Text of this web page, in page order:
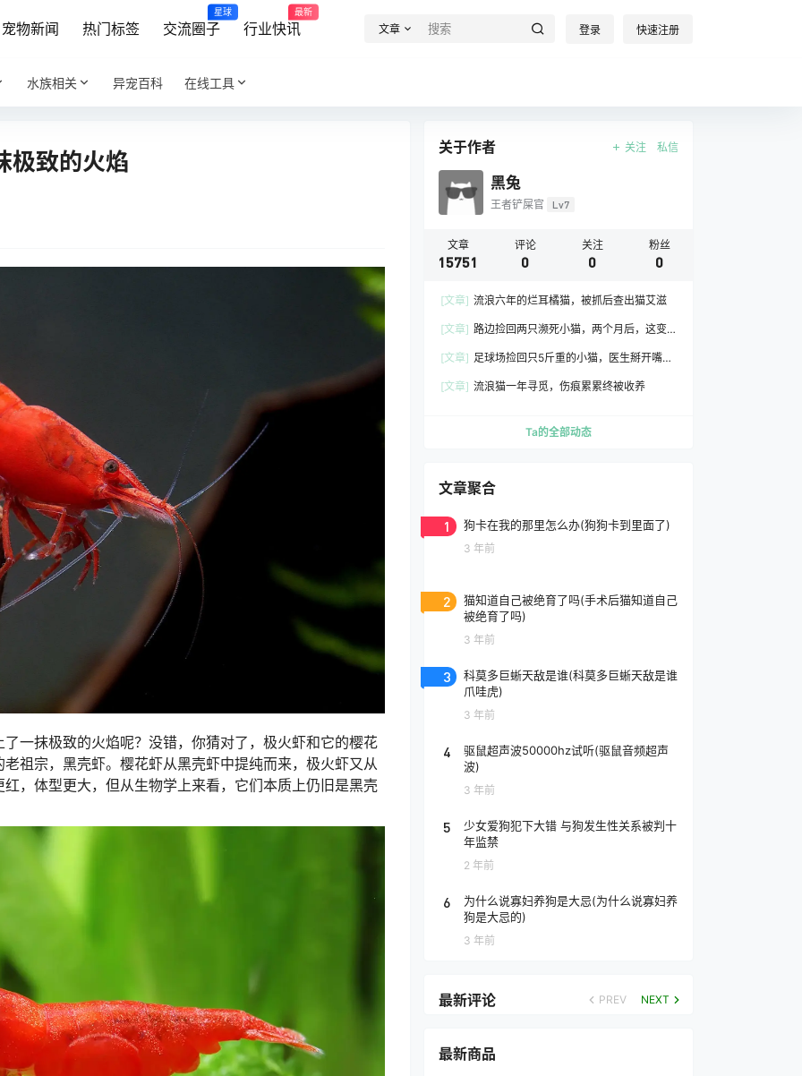
宠物新闻 热门标签 交流圈子
星球
行业快讯
最新
文章 登录 快速注册
水族相关 异宠百科 在线工具
极致的火焰
一抹极致的火焰呢？没错，你猜对了，极火虾和它的樱花
祖宗，黑壳虾。樱花虾从黑壳虾中提纯而来，极火虾又从
，体型更大，但从生物学上来看，它们本质上仍旧是黑壳
关于作者 关注 私信
黑兔
王者铲屎官 Lv7
文章
15751
评论
0
关注
0
粉丝
0
[文章] 流浪六年的烂耳橘猫，被抓后查出猫艾滋
[文章] 路边捡回两只濒死小猫，两个月后，这变
[文章] 足球场捡回只5斤重的小猫，医生掰开嘴一
[文章] 流浪猫一年寻觅，伤痕累累终被收养
Ta的全部动态
文章聚合
1 狗卡在我的那里怎么办(狗狗卡到里面了)
3 年前
2
猫知道自己被绝育了吗(手术后猫知道自己
被绝育了吗)
3 年前
3
科莫多巨蜥天敌是谁(科莫多巨蜥天敌是谁
爪哇虎)
3 年前
4
驱鼠超声波50000hz试听(驱鼠音频超声
波)
3 年前
5
少女爱狗犯下大错 与狗发生性关系被判十
年监禁
2 年前
6
为什么说寡妇养狗是大忌(为什么说寡妇养
狗是大忌的)
3 年前
最新评论 PREV NEXT
最新商品